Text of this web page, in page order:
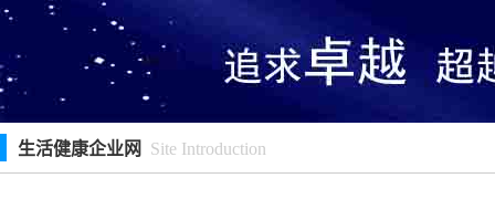
生活健康企业网 Site Introduction